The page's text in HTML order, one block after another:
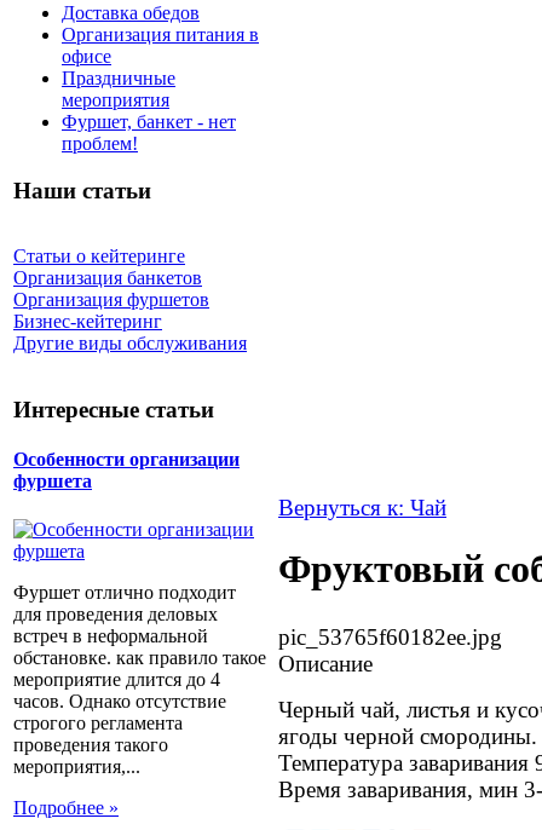
Доставка обедов
Организация питания в
офисе
Праздничные
мероприятия
Фуршет, банкет - нет
проблем!
Наши статьи
Статьи о кейтеринге
Организация банкетов
Организация фуршетов
Бизнес-кейтеринг
Другие виды обслуживания
Интересные статьи
Особенности организации
фуршета
Фуршет отлично подходит
для проведения деловых
встреч в неформальной
обстановке. как правило такое
мероприятие длится до 4
часов. Однако отсутствие
строгого регламента
проведения такого
мероприятия,...
Подробнее »
Вернуться к: Чай
Фруктовый
pic_53765f60182ee.jpg
Описание
Черный чай, листья и
ягоды черной смородины.
Температура заваривания
Время заваривания, мин